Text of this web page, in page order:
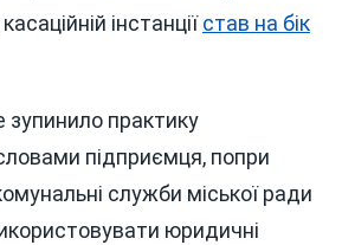
інстанціїстав на бік
зупинило практику
підприємця, попри
служби міської ради
юридичні